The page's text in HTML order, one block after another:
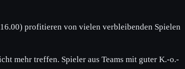
profitieren von vielen verbleibenden Spielen
mehr treffen. Spieler aus Teams mit guter K.-o.-